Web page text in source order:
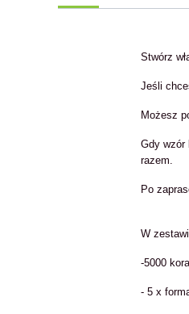
Stwórz
Jeśli
Możesz
Gdy wzór
razem.
Po
W
-5000
- 5 x